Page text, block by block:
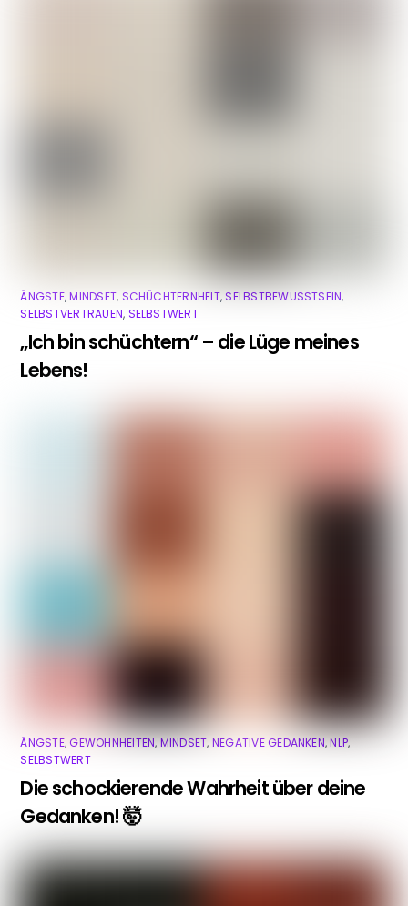
ÄNGSTE,MINDSET, SCHÜCHTERNHEIT,SELBSTBEWUSSTSEIN,
SELBSTVERTRAUEN, SELBSTWERT
„Ich bin schüchtern“ – die Lüge meines
Lebens!
ÄNGSTE,GEWOHNHEITEN,MINDSET, NEGATIVE GEDANKEN,NLP,
SELBSTWERT
Die schockierende Wahrheit über deine
Gedanken! 🤯